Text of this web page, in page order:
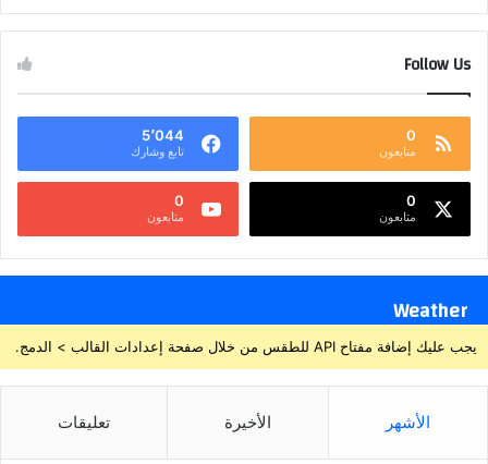
Follow Us
0
متابعون
5٬044
تابع وشارك
0
متابعون
0
متابعون
Weather
يجب عليك إضافة مفتاح API للطقس من خلال صفحة إعدادات القالب > الدمج.
الأشهر الأخيرة تعليقات